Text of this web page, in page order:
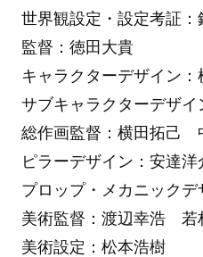
世界観設定・設定考証：
監督：徳田大貴
キャラクターデザイン：
サブキャラクターデザイ
総作画監督：横田拓己
ピラーデザイン：安達洋
プロップ・メカニック
美術監督：渡辺幸浩 若
美術設定：松本浩樹